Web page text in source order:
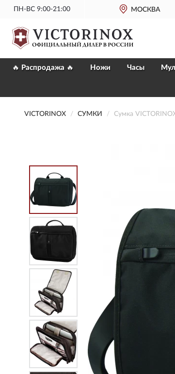
ПН-ВС 9:00-21:00 МОСКВА
🔥 Распродажа 🔥 Ножи Часы
VICTORINOX СУМКИ Сумка